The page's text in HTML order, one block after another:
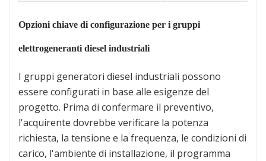
Opzioni chiave di configurazione per i gruppi
elettrogeneranti diesel industriali
I gruppi generatori diesel industriali possono
essere configurati in base alle esigenze del
progetto. Prima di confermare il preventivo,
l'acquirente dovrebbe verificare la potenza
richiesta, la tensione e la frequenza, le condizioni di
carico, l'ambiente di installazione, il programma